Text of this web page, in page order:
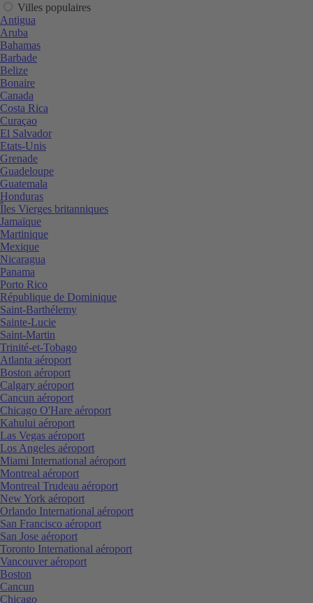
Villes populaires
Antigua
Aruba
Bahamas
Barbade
Belize
Bonaire
Canada
Costa Rica
Curaçao
El Salvador
Etats-Unis
Grenade
Guadeloupe
Guatemala
Honduras
Îles Vierges britanniques
Jamaïque
Martinique
Mexique
Nicaragua
Panama
Porto Rico
République de Dominique
Saint-Barthélemy
Sainte-Lucie
Saint-Martin
Trinité-et-Tobago
Atlanta aéroport
Boston aéroport
Calgary aéroport
Cancun aéroport
Chicago O'Hare aéroport
Kahului aéroport
Las Vegas aéroport
Los Angeles aéroport
Miami International aéroport
Montreal aéroport
Montreal Trudeau aéroport
New York aéroport
Orlando International aéroport
San Francisco aéroport
San Jose aéroport
Toronto International aéroport
Vancouver aéroport
Boston
Cancun
Chicago